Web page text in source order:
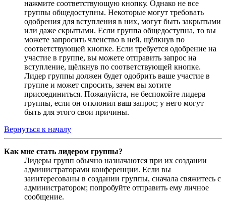
нажмите соответствующую кнопку. Однако не все
группы общедоступны. Некоторые могут требовать
одобрения для вступления в них, могут быть закрытыми
или даже скрытыми. Если группа общедоступна, то вы
можете запросить членство в ней, щёлкнув по
соответствующей кнопке. Если требуется одобрение на
участие в группе, вы можете отправить запрос на
вступление, щёлкнув по соответствующей кнопке.
Лидер группы должен будет одобрить ваше участие в
группе и может спросить, зачем вы хотите
присоединиться. Пожалуйста, не беспокойте лидера
группы, если он отклонил ваш запрос; у него могут
быть для этого свои причины.
Вернуться к началу
Как мне стать лидером группы?
Лидеры групп обычно назначаются при их создании
администраторами конференции. Если вы
заинтересованы в создании группы, сначала свяжитесь с
администратором; попробуйте отправить ему личное
сообщение.